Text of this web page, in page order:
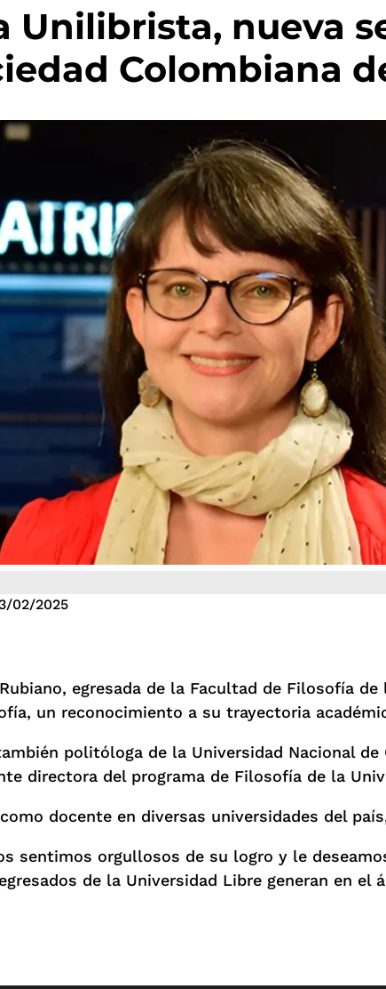
Unilibrista, nueva
Colombiana
02/2025
egresada de la Facultad de Filosofía
un reconocimiento a su trayectoria
politóloga de la Universidad Nacional
directora del programa de Filosofía de la
docente en diversas universidades del
sentimos orgullosos de su logro y le
de la Universidad Libre generan en